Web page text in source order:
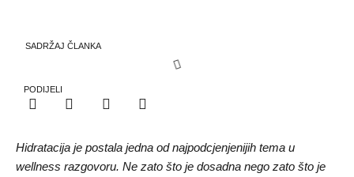
SADRŽAJ ČLANKA
PODIJELI
Hidratacija je postala jedna od najpodcjenjenijih tema u
wellness razgovoru. Ne zato što je dosadna nego zato što je